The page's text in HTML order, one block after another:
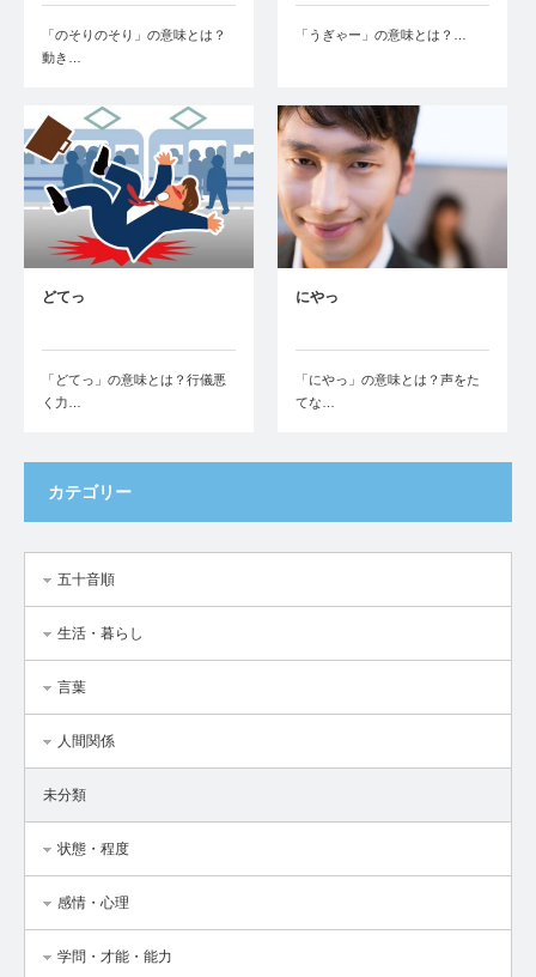
「のそりのそり」の意味とは？
動き…
「うぎゃー」の意味とは？…
どてっ
「どてっ」の意味とは？行儀悪
く力…
にやっ
「にやっ」の意味とは？声をた
てな…
カテゴリー
五十音順
生活・暮らし
言葉
人間関係
未分類
状態・程度
感情・心理
学問・才能・能力